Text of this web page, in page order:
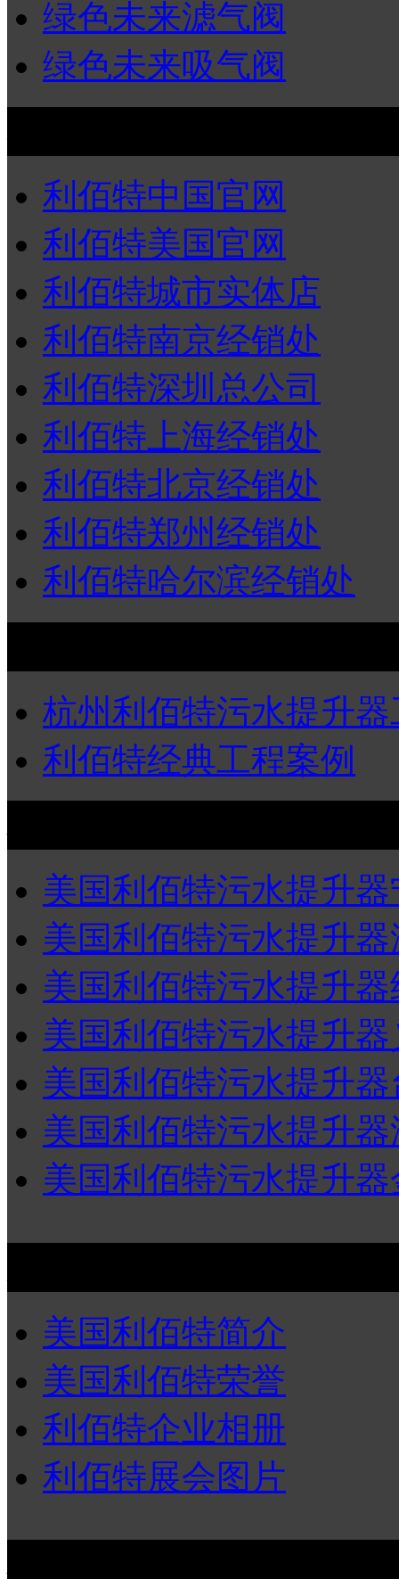
绿色未来滤气阀
绿色未来吸气阀
利佰特中国官网
利佰特美国官网
利佰特城市实体店
利佰特南京经销处
利佰特深圳总公司
利佰特上海经销处
利佰特北京经销处
利佰特郑州经销处
利佰特哈尔滨经销处
杭州利佰特污水提升
利佰特经典工程案例
美国利佰特污水提升
美国利佰特污水提升
美国利佰特污水提升
美国利佰特污水提升
美国利佰特污水提升
美国利佰特污水提升
美国利佰特污水提升
美国利佰特简介
美国利佰特荣誉
利佰特企业相册
利佰特展会图片